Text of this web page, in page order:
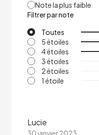
Note la plus faible
Filtrer par note
Toutes
5 étoiles
4 étoiles
3 étoiles
2 étoiles
1 étoile
Lucie
30 janvier 2023